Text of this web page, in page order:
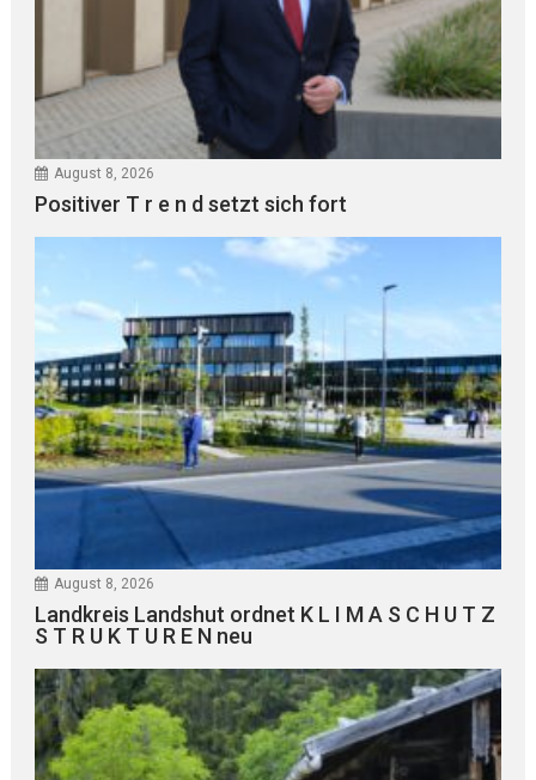
August 8, 2026
Positiver T r e n d setzt sich fort
August 8, 2026
Landkreis Landshut ordnet K L I M A S C H U T Z
S T R U K T U R E N neu